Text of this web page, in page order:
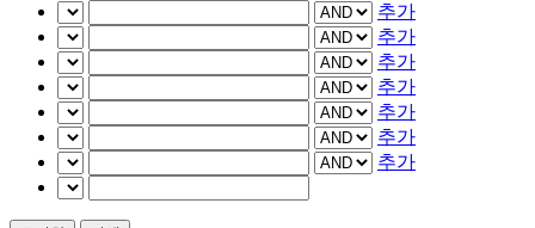
추가
추가
추가
추가
추가
추가
추가